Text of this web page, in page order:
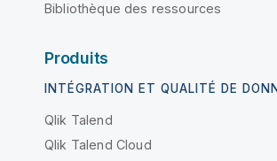
Bibliothèque des ressources
Produits
INTÉGRATION ET QUALITÉ DE
Qlik Talend
Qlik Talend Cloud